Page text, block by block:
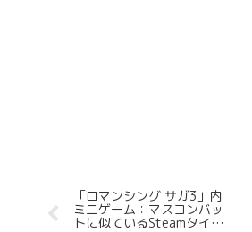
「ロマンシング サガ3」内
ミニゲーム：マスコンバッ
トに似ているSteamタイト